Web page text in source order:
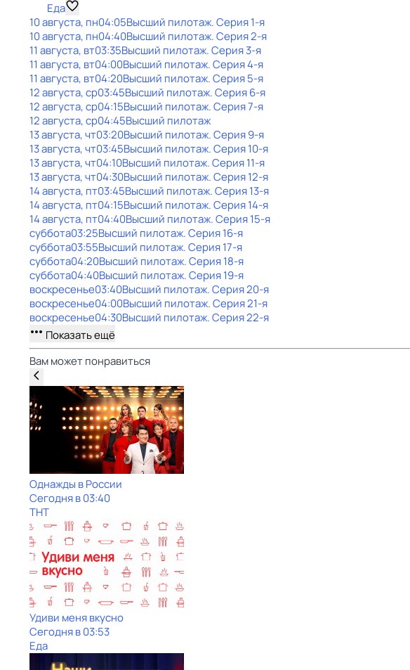
Еда
10 августа, пн04:05Высший пилотаж. Серия 1-я
10 августа, пн04:40Высший пилотаж. Серия 2-я
11 августа, вт03:35Высший пилотаж. Серия 3-я
11 августа, вт04:00Высший пилотаж. Серия 4-я
11 августа, вт04:20Высший пилотаж. Серия 5-я
12 августа, ср03:45Высший пилотаж. Серия 6-я
12 августа, ср04:15Высший пилотаж. Серия 7-я
12 августа, ср04:45Высший пилотаж
13 августа, чт03:20Высший пилотаж. Серия 9-я
13 августа, чт03:45Высший пилотаж. Серия 10-я
13 августа, чт04:10Высший пилотаж. Серия 11-я
13 августа, чт04:30Высший пилотаж. Серия 12-я
14 августа, пт03:45Высший пилотаж. Серия 13-я
14 августа, пт04:15Высший пилотаж. Серия 14-я
14 августа, пт04:40Высший пилотаж. Серия 15-я
суббота03:25Высший пилотаж. Серия 16-я
суббота03:55Высший пилотаж. Серия 17-я
суббота04:20Высший пилотаж. Серия 18-я
суббота04:40Высший пилотаж. Серия 19-я
воскресенье03:40Высший пилотаж. Серия 20-я
воскресенье04:00Высший пилотаж. Серия 21-я
воскресенье04:30Высший пилотаж. Серия 22-я
Показать ещё
Вам может понравиться
Однажды в России
Сегодня в 03:40
ТНТ
Удиви меня вкусно
Сегодня в 03:53
Еда